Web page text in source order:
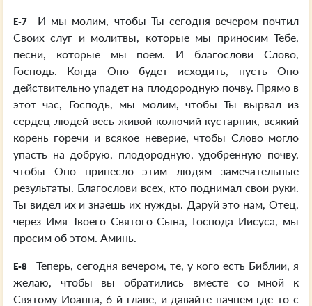
E-7
И мы молим, чтобы Ты сегодня вечером почтил
Своих слуг и молитвы, которые мы приносим Тебе,
песни, которые мы поем. И благослови Слово,
Господь. Когда Оно будет исходить, пусть Оно
действительно упадет на плодородную почву. Прямо в
этот час, Господь, мы молим, чтобы Ты вырвал из
сердец людей весь живой колючий кустарник, всякий
корень горечи и всякое неверие, чтобы Слово могло
упасть на добрую, плодородную, удобренную почву,
чтобы Оно принесло этим людям замечательные
результаты. Благослови всех, кто поднимал свои руки.
Ты видел их и знаешь их нужды. Даруй это нам, Отец,
через Имя Твоего Святого Сына, Господа Иисуса, мы
просим об этом. Аминь.
E-8
Теперь, сегодня вечером, те, у кого есть Библии, я
желаю, чтобы вы обратились вместе со мной к
Святому Иоанна, 6-й главе, и давайте начнем где-то с